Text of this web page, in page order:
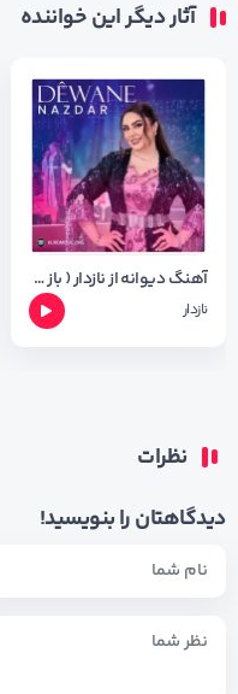
آثار دیگر این خواننده
آهنگ دیوانه از نازدار ( باز خوانی اهنگ محمد ماملی ) + متن آهنگ
نازدار
نظرات
دیدگاهتان را بنویسید!